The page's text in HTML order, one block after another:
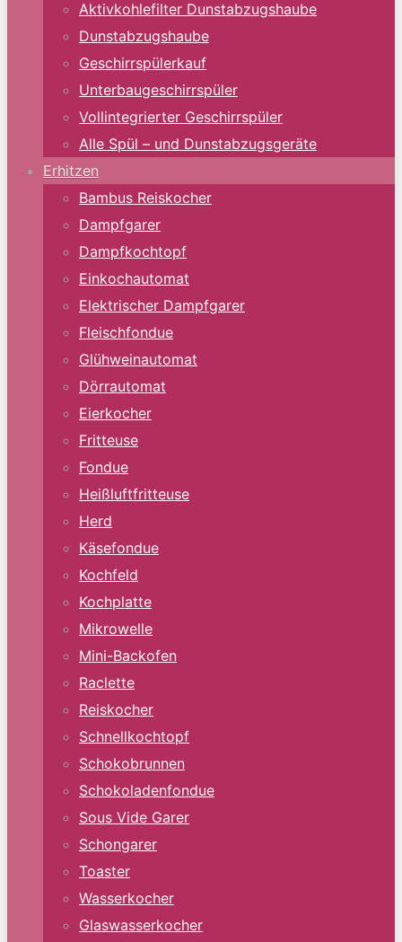
Aktivkohlefilter Dunstabzugshaube
Dunstabzugshaube
Geschirrspülerkauf
Unterbaugeschirrspüler
Vollintegrierter Geschirrspüler
Alle Spül – und Dunstabzugsgeräte
Erhitzen
Bambus Reiskocher
Dampfgarer
Dampfkochtopf
Einkochautomat
Elektrischer Dampfgarer
Fleischfondue
Glühweinautomat
Dörrautomat
Eierkocher
Fritteuse
Fondue
Heißluftfritteuse
Herd
Käsefondue
Kochfeld
Kochplatte
Mikrowelle
Mini-Backofen
Raclette
Reiskocher
Schnellkochtopf
Schokobrunnen
Schokoladenfondue
Sous Vide Garer
Schongarer
Toaster
Wasserkocher
Glaswasserkocher